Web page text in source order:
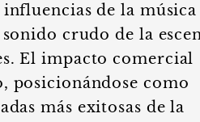
de la música
crudo de la
El impacto comercial
posicionándose como
más exitosas de la